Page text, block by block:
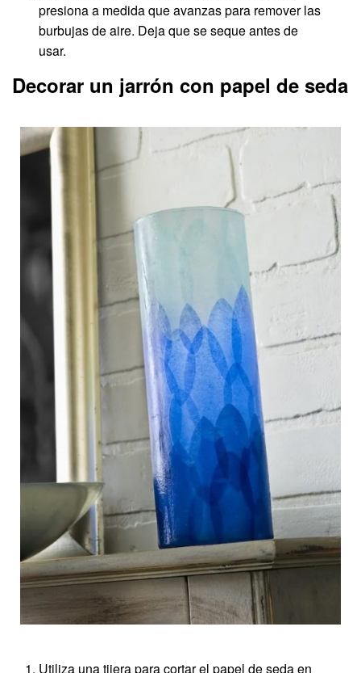
presiona a medida que avanzas para remover las
burbujas de aire. Deja que se seque antes de
usar.
Decorar un jarrón con papel de seda
Utiliza una tijera para cortar el papel de seda en